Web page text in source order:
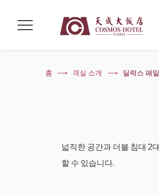
홈 객실 소개 딜럭스 패
넓직한 공간과 더블 침대 2
할 수 있습니다.